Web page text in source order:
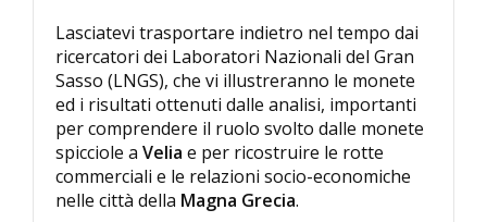
Lasciatevi trasportare indietro nel tempo dai
ricercatori dei Laboratori Nazionali del Gran
Sasso (LNGS), che vi illustreranno le monete
ed i risultati ottenuti dalle analisi, importanti
per comprendere il ruolo svolto dalle monete
spicciole a Velia e per ricostruire le rotte
commerciali e le relazioni socio-economiche
nelle città della Magna Grecia.